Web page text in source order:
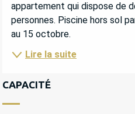
appartement qui dispose de
personnes. Piscine hors sol
au 15 octobre.
Lire la suite
CAPACITÉ